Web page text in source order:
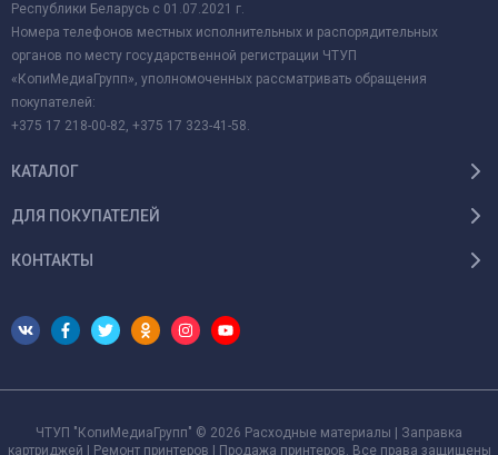
Республики Беларусь с 01.07.2021 г.
Номера телефонов местных исполнительных и распорядительных
органов по месту государственной регистрации ЧТУП
«КопиМедиаГрупп», уполномоченных рассматривать обращения
покупателей:
+375 17 218-00-82, +375 17 323-41-58.
КАТАЛОГ
ДЛЯ ПОКУПАТЕЛЕЙ
КОНТАКТЫ
ЧТУП "КопиМедиаГрупп" © 2026 Расходные материалы | Заправка
картриджей | Ремонт принтеров | Продажа принтеров. Все права защищены